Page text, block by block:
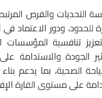
التحديات والفرص
للحدود، ودور الاعتماد
تنافسية
الجودة والاستدامة
الصحية، بما يدعم
على مستوى القارة